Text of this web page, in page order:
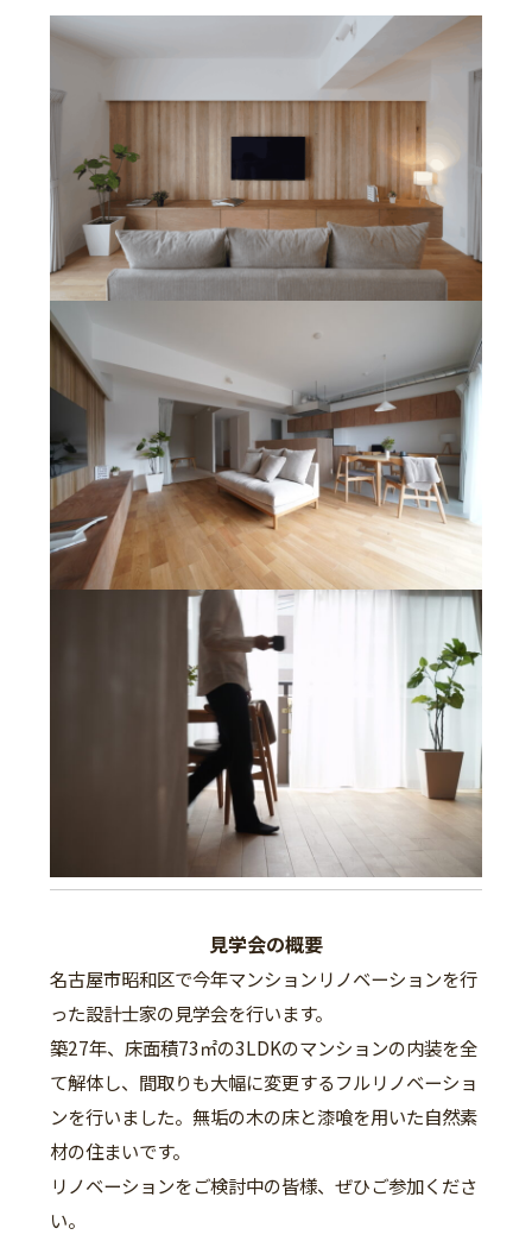
見学会の概要
名古屋市昭和区で今年マンションリノベーションを行
った設計士家の見学会を行います。
築27年、床面積73㎡の3LDKのマンションの内装を全
て解体し、間取りも大幅に変更するフルリノベーショ
ンを行いました。無垢の木の床と漆喰を用いた自然素
材の住まいです。
リノベーションをご検討中の皆様、ぜひご参加くださ
い。